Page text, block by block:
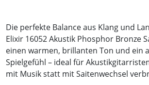
Die perfekte Balance aus Klang und
Elixir 16052 Akustik Phosphor Bronze
einen warmen, brillanten Ton und ein
Spielgefühl – ideal für
mit Musik statt mit Saitenwechsel